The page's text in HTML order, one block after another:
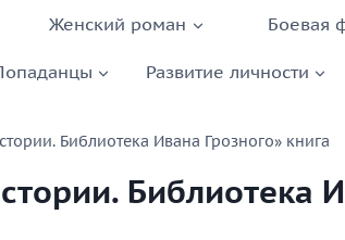
Женский роман Боевая
Развитие личности
Библиотека Ивана Грозного» книга
Библиотека